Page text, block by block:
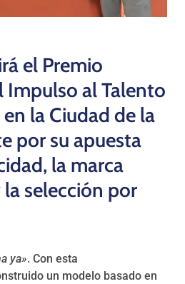
el Premio
Impulso al Talento
la Ciudad de la
por su apuesta
la marca
selección por
ya». Con esta
un modelo basado en